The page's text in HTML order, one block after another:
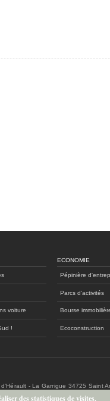
voiture
!
ECONOMIE
Pépinière
Parcs d'activités
Bourse
Ecoconstruction
- La Garrigue 34725 Saint
des statistiques de visites.